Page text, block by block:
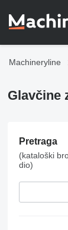
Machineryline
Glavčine
Pretraga
(kataloški
dio)